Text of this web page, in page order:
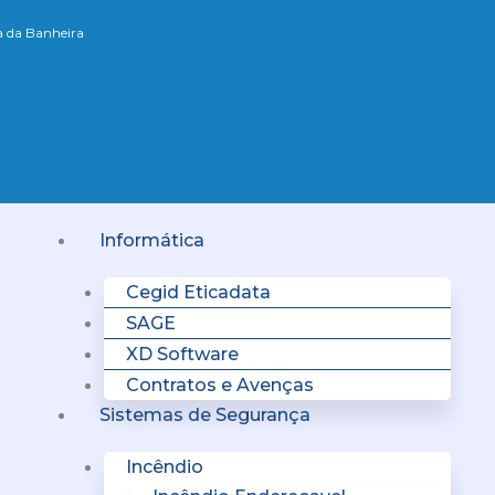
da Banheira
Informática
Cegid Eticadata
SAGE
XD Software
Contratos e Avenças
Sistemas de Segurança
Incêndio
Menu